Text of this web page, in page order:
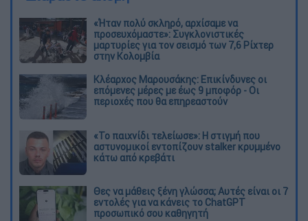
«Ήταν πολύ σκληρό, αρχίσαμε να
προσευχόμαστε»: Συγκλονιστικές
μαρτυρίες για τον σεισμό των 7,6 Ρίχτερ
στην Κολομβία
Κλέαρχος Μαρουσάκης: Επικίνδυνες οι
επόμενες μέρες με έως 9 μποφόρ - Οι
περιοχές που θα επηρεαστούν
«Το παιχνίδι τελείωσε»: Η στιγμή που
αστυνομικοί εντοπίζουν stalker κρυμμένο
κάτω από κρεβάτι
Θες να μάθεις ξένη γλώσσα; Αυτές είναι οι 7
εντολές για να κάνεις το ChatGPT
προσωπικό σου καθηγητή